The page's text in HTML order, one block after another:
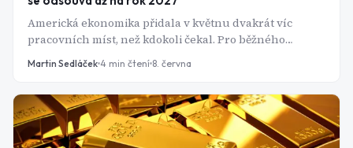
Americká ekonomika přidala v květnu dvakrát víc
pracovních míst, než kdokoli čekal. Pro běžného
člověka dobrá zpráva. Pro investory čekající na snížení
Martin Sedláček 4 min čtení 8. června